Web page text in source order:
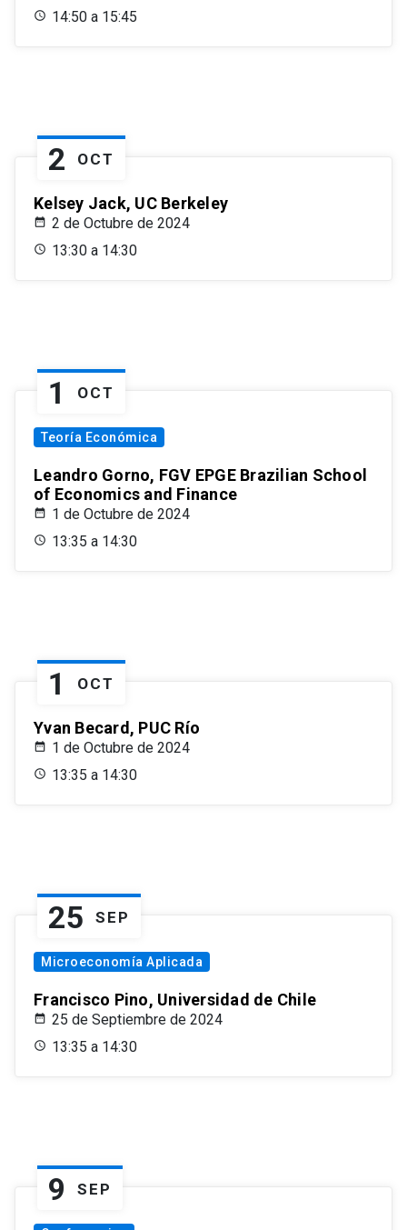
14:50 a 15:45
2 OCT
Kelsey Jack, UC Berkeley
2 de Octubre de 2024
13:30 a 14:30
1 OCT
Teoría Económica
Leandro Gorno, FGV EPGE Brazilian School
of Economics and Finance
1 de Octubre de 2024
13:35 a 14:30
1 OCT
Yvan Becard, PUC Río
1 de Octubre de 2024
13:35 a 14:30
25 SEP
Microeconomía Aplicada
Francisco Pino, Universidad de Chile
25 de Septiembre de 2024
13:35 a 14:30
9 SEP